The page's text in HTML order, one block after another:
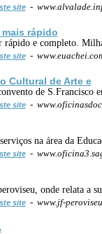
site-
rápido
e completo.
site-
Cultural de Artee
de S.Francisco
site-
na área da
site-
onde relata a
site- www.jf-